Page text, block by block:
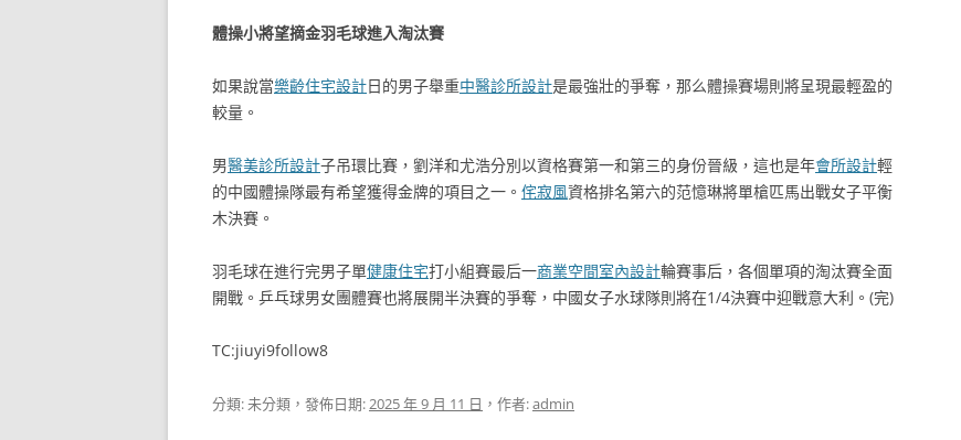
體操小將望摘金羽毛球進入淘汰賽
如果說當樂齡住宅設計日的男子舉重中醫診所設計是最強壯的爭奪，那么體操賽場則將呈現最輕盈的
較量。
男醫美診所設計子吊環比賽，劉洋和尤浩分別以資格賽第一和第三的身份晉級，這也是年會所設計輕
的中國體操隊最有希望獲得金牌的項目之一。 侘寂風資格排名第六的范憶琳將單槍匹馬出戰女子平衡
木決賽。
羽毛球在進行完男子單健康住宅打小組賽最后一商業空間室內設計輪賽事后，各個單項的淘汰賽全面
開戰。乒乓球男女團體賽也將展開半決賽的爭奪，中國女子水球隊則將在1/4決賽中迎戰意大利。(完)
TC:jiuyi9follow8
分類: 未分類，發佈日期:2025 年 9 月 11 日 ，作者:admin